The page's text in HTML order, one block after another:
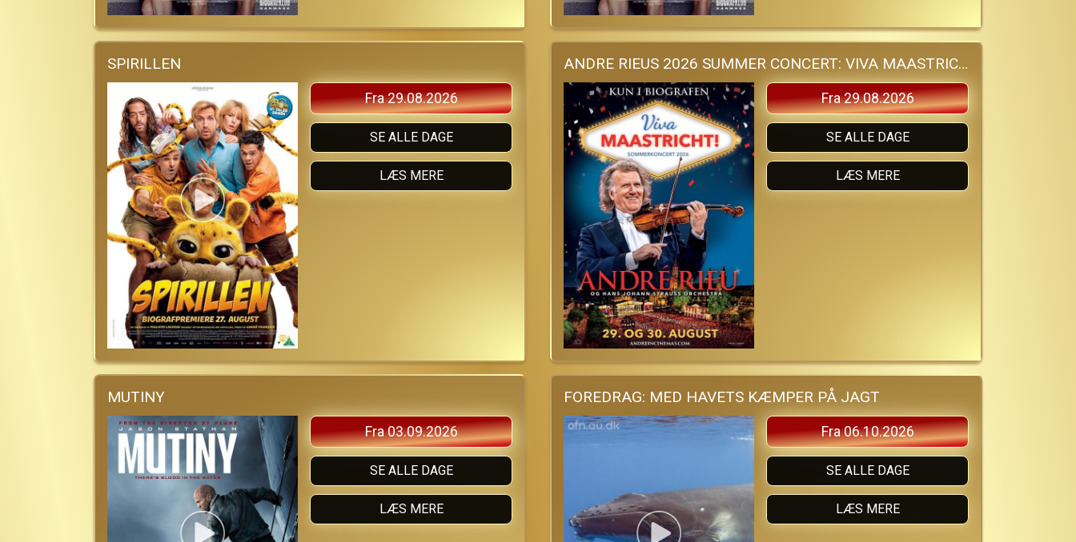
SPIRILLEN
Fra 29.08.2026
SE ALLE DAGE
LÆS MERE
ANDRE RIEUS 2026 SUMMER CONCERT: VIVA MAASTRICHT!
Fra 29.08.2026
SE ALLE DAGE
LÆS MERE
MUTINY
Fra 03.09.2026
SE ALLE DAGE
LÆS MERE
FOREDRAG: MED HAVETS KÆMPER PÅ JAGT
Fra 06.10.2026
SE ALLE DAGE
LÆS MERE